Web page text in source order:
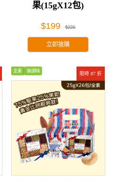
果(15gX12包)
$199 $229
立即搶購
限時 87 折
全素 無調味